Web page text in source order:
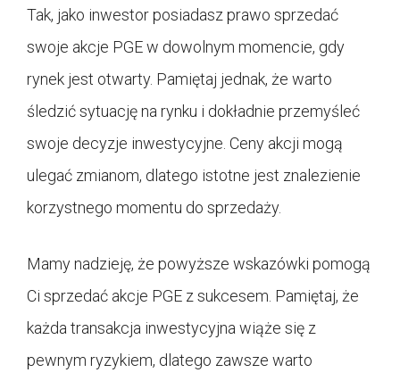
Tak, jako inwestor posiadasz prawo sprzedać
swoje akcje PGE w dowolnym momencie, gdy
rynek jest otwarty. Pamiętaj jednak, że warto
śledzić sytuację na rynku i dokładnie przemyśleć
swoje decyzje inwestycyjne. Ceny akcji mogą
ulegać zmianom, dlatego istotne jest znalezienie
korzystnego momentu do sprzedaży.
Mamy nadzieję, że powyższe wskazówki pomogą
Ci sprzedać akcje PGE z sukcesem. Pamiętaj, że
każda transakcja inwestycyjna wiąże się z
pewnym ryzykiem, dlatego zawsze warto